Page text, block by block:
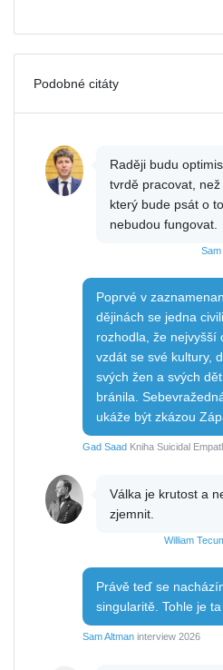
Podobné citáty
Raději budu
tvrdě pracovat, než
který bude psát o
nebudou fungovat.
Sam
Poprvé v
dějinách se jedna
rozhodla, že nejvyšší
vzdát se své kultury,
svých žen a svých
bránila.
ukáže být zkázou
Gad Saad Kniha Suicidal
Válka je krutost a
zjemnit.
William
Právě teď se
singularitě. Tohle je ta
Sam Altman interview 2026